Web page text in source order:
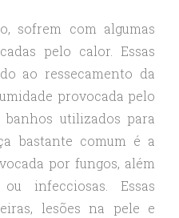
sofrem com algumas
pelo calor. Essas
ao ressecamento da
provocada pelo
utilizados para
bastante comum é a
por fungos, além
infecciosas. Essas
lesões na pele e